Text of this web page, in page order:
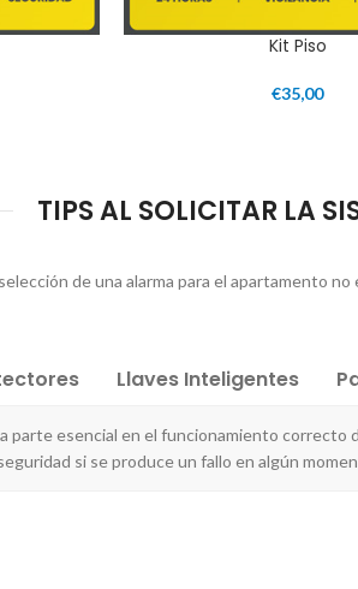
Kit Piso
€35,00
TIPS AL SOLICITAR LA
de una alarma para el apartamento
Llaves Inteligentes
parte esencial en el funcionamiento
si se produce un fallo en algún